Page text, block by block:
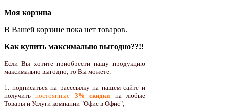
Моя корзина
В Вашей корзине пока нет товаров.
Как купить максимально выгодно??!!
Если Вы хотите приобрести нашу продукцию
максимально выгодно, то Вы можете:
1. подписаться на расссылку на нашем сайте и
получитьпостоянные 3% скидки на любые
Товары и Услуги компании "Офис в Офис";